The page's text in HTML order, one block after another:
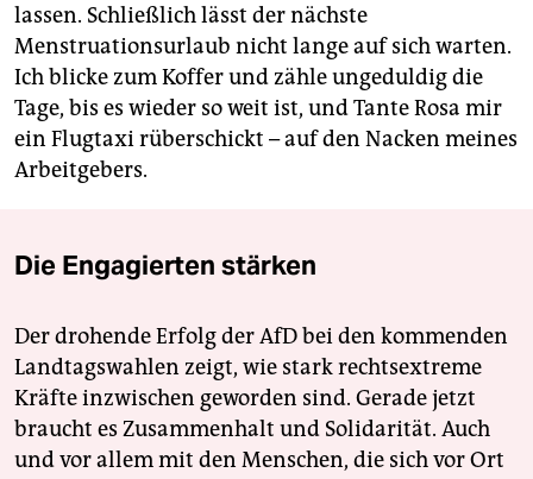
lassen. Schließlich lässt der nächste
Menstruationsurlaub nicht lange auf sich warten.
Ich blicke zum Koffer und zähle ungeduldig die
Tage, bis es wieder so weit ist, und Tante Rosa mir
ein Flugtaxi rüberschickt – auf den Nacken meines
Arbeitgebers.
Die Engagierten stärken
Der drohende Erfolg der AfD bei den kommenden
Landtagswahlen zeigt, wie stark rechtsextreme
Kräfte inzwischen geworden sind. Gerade jetzt
braucht es Zusammenhalt und Solidarität. Auch
und vor allem mit den Menschen, die sich vor Ort